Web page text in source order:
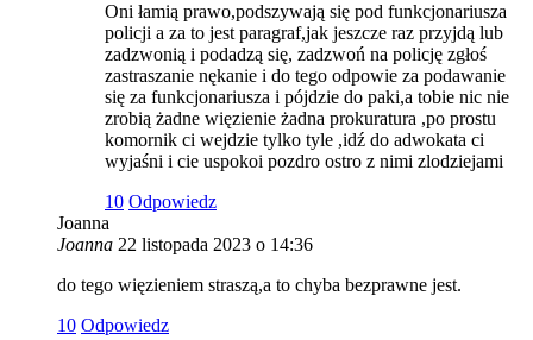
Oni łamią prawo,podszywają się pod funkcjonariusza
policji a za to jest paragraf,jak jeszcze raz przyjdą lub
zadzwonią i podadzą się, zadzwoń na policję zgłoś
zastraszanie nękanie i do tego odpowie za podawanie
się za funkcjonariusza i pójdzie do paki,a tobie nic nie
zrobią żadne więzienie żadna prokuratura ,po prostu
komornik ci wejdzie tylko tyle ,idź do adwokata ci
wyjaśni i cie uspokoi pozdro ostro z nimi zlodziejami
10 Odpowiedz
Joanna
Joanna 22 listopada 2023 o 14:36
do tego więzieniem straszą,a to chyba bezprawne jest.
10 Odpowiedz